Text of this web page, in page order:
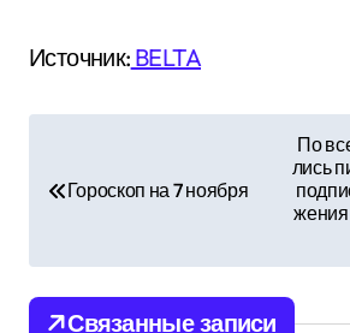
Источник: BELTA
и
Гороскоп на 7 ноября
По
лись
жения
Связанные записи